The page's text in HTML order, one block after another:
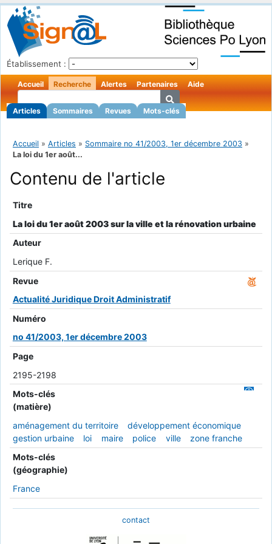
Établissement :
Accueil Recherche
Articles Sommaires Revues Mots-clés
Alertes Partenaires Aide
Accueil » Articles » Sommaire no 41/2003, 1er décembre 2003 »
La loi du 1er août...
Contenu de l'article
Titre
La loi du 1er août 2003 sur la ville et la rénovation urbaine
Auteur
Lerique F.
Revue
Actualité Juridique Droit Administratif
Numéro
no 41/2003, 1er décembre 2003
Page
2195-2198
Mots-clés
(matière)
aménagement du territoire
développement économique
gestion urbaine
loi maire police ville
zone franche
Mots-clés
(géographie)
France
contact